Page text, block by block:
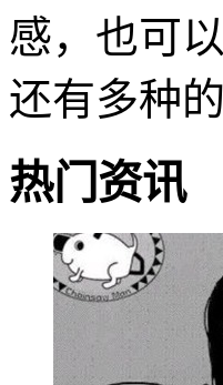
感，也可
还有多种
热门资讯